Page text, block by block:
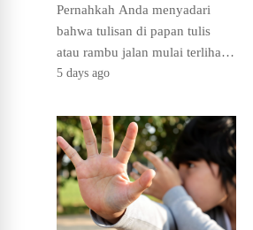
Pernahkah Anda menyadari
bahwa tulisan di papan tulis
atau rambu jalan mulai terlihat
samar? Mungkin itu pertanda
5 days ago